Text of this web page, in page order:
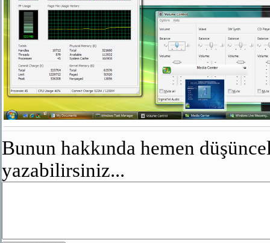
Bunun hakkında hemen
yazabilirsiniz...